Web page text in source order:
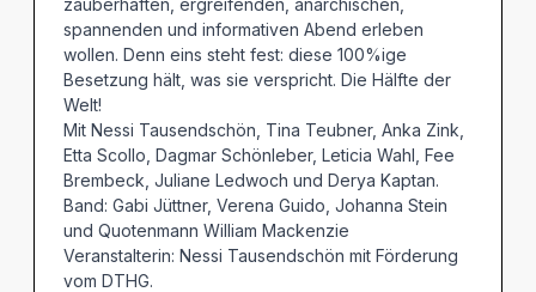
zauberhaften, ergreifenden, anarchischen,
spannenden und informativen Abend erleben
wollen. Denn eins steht fest: diese 100%ige
Besetzung hält, was sie verspricht. Die Hälfte der
Welt!
Mit Nessi Tausendschön, Tina Teubner, Anka Zink,
Etta Scollo, Dagmar Schönleber, Leticia Wahl, Fee
Brembeck, Juliane Ledwoch und Derya Kaptan.
Band: Gabi Jüttner, Verena Guido, Johanna Stein
und Quotenmann William Mackenzie
Veranstalterin: Nessi Tausendschön mit Förderung
vom DTHG.